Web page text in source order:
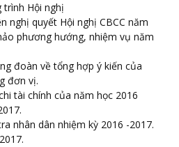
trình Hội nghị
nghị quyết Hội nghị CBCC năm
phương hướng, nhiệm vụ năm
đoàn về tổng hợp ý kiến của
đơn vị.
tài chính của năm học 2016
nhân dân nhiệm kỳ 2016 -2017.